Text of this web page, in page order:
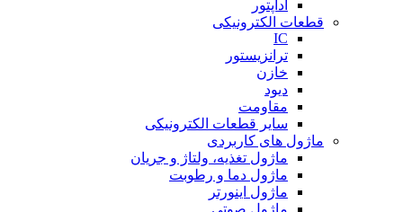
آداپتور
قطعات الکترونیکی
IC
ترانزیستور
خازن
دیود
مقاومت
سایر قطعات الکترونیکی
ماژول های کاربردی
ماژول تغذیه، ولتاژ و جریان
ماژول دما و رطوبت
ماژول اینورتر